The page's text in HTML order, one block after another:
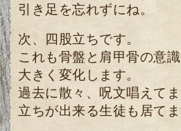
引き足を忘れずにね。
次、四股立ちです。
これも骨盤と肩甲骨の意
大きく変化します。
過去に散々、呪文唱えて
立ちが出来る生徒も居てま